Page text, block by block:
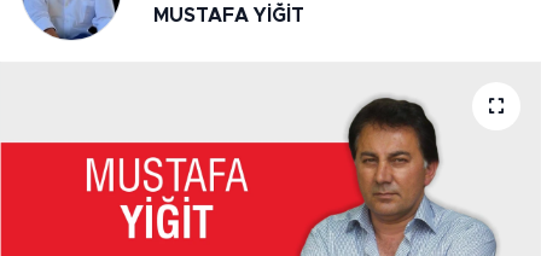
MUSTAFA YIĞIT